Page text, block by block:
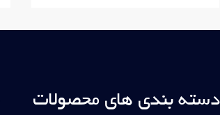
دسته بندی های محصولات